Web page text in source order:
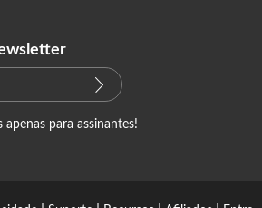
apenas para assinantes!